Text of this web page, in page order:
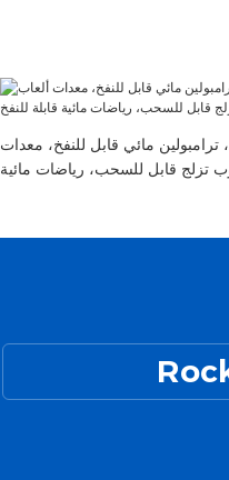
ترامبولين مائي قابل للنفخ، معدات
تزلج قابل للسحب، رياضات مائية